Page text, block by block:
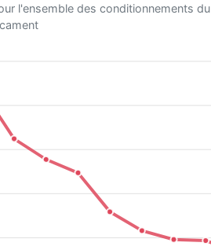
l'ensemble des conditionnements du